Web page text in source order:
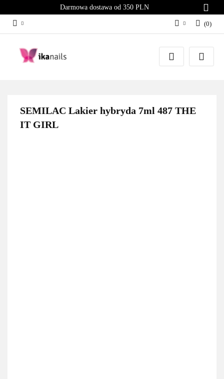
Darmowa dostawa od 350 PLN
Zaloguj się
Załóż konto
(0)
SEMILAC Lakier hybryda 7ml 487 THE
IT GIRL